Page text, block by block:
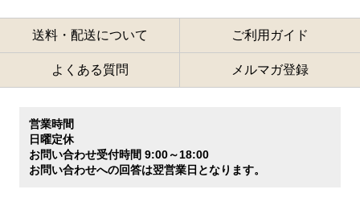
送料・配送について ご利用ガイド
よくある質問 メルマガ登録
営業時間
日曜定休
お問い合わせ受付時間 9:00～18:00
お問い合わせへの回答は翌営業日となります。